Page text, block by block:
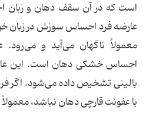
است که در آن سقف دهان و زبان
عارضه فرد احساس سوزش در زبان
معمولاً ناگهان می‌آید و
احساس خشکی دهان است. این
بالینی تشخیص داده می‌شود. اگر
یا عفونت قارچی دهان نباشد،